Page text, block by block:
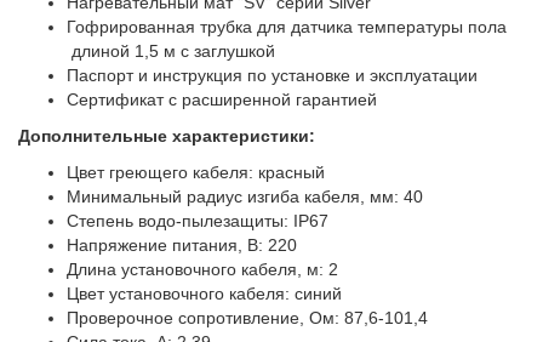
Гофрированная трубка для датчика температуры пола
длиной 1,5 м с заглушкой
Паспорт и инструкция по установке и эксплуатации
Сертификат с расширенной гарантией
Дополнительные характеристики:
Цвет греющего кабеля: красный
Минимальный радиус изгиба кабеля, мм: 40
Степень водо-пылезащиты: IP67
Напряжение питания, В: 220
Длина установочного кабеля, м: 2
Цвет установочного кабеля: синий
Проверочное сопротивление, Ом: 87,6-101,4